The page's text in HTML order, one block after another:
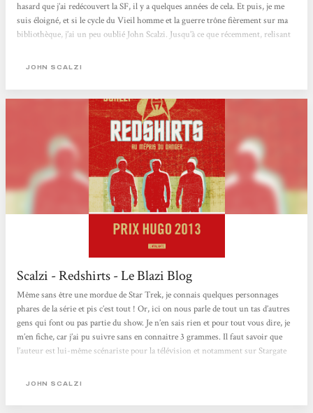
hasard que j’ai redécouvert la SF, il y a quelques années de cela. Et puis, je me
suis éloigné, et si le cycle du Vieil homme et la guerre trône fièrement sur ma
bibliothèque, j’ai un peu oublié John Scalzi. Jusqu’à ce que récemment, relisant
Scalzi était devenu, et découvre que son dernier roman...
JOHN SCALZI
Scalzi - Redshirts - Le Blazi Blog
Même sans être une mordue de Star Trek, je connais quelques personnages
phares de la série et pis c’est tout ! Or, ici on nous parle de tout un tas d’autres
gens qui font ou pas partie du show. Je n’en sais rien et pour tout vous dire, je
m’en fiche, car j’ai pu suivre sans en connaitre 3 grammes. Il faut savoir que
l’auteur est lui-même scénariste pour la télévision et notamment sur Stargate
science-fiction sont un véritable atout dans Redshirt car Scalzi parvient à nous
JOHN SCALZI